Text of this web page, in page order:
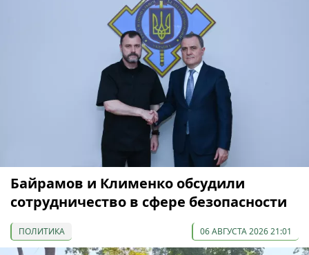
Байрамов и Клименко обсудили
сотрудничество в сфере безопасности
ПОЛИТИКА 06 АВГУСТА 2026 21:01